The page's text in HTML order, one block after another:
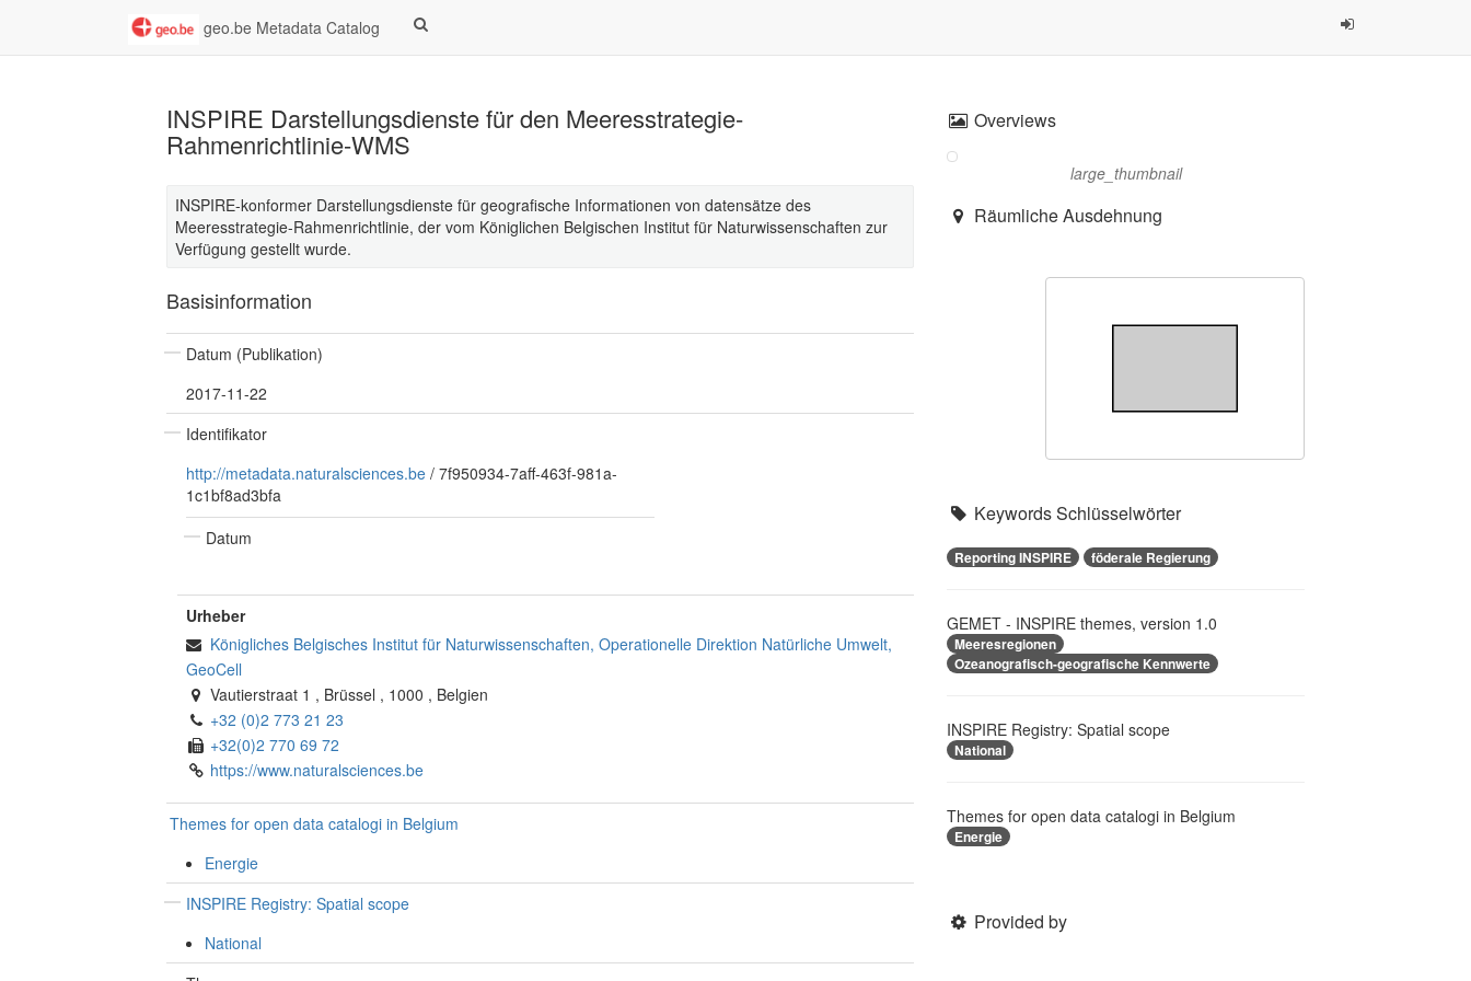
geo.be Metadata Catalog
INSPIRE Darstellungsdienste für den Meeresstrategie-
Rahmenrichtlinie-WMS
INSPIRE-konformer Darstellungsdienste für geografische Informationen von datensätze des
Meeresstrategie-Rahmenrichtlinie, der vom Königlichen Belgischen Institut für Naturwissenschaften zur
Verfügung gestellt wurde.
Basisinformation
Datum (Publikation)
2017-11-22
Identifikator
http://metadata.naturalsciences.be / 7f950934-7aff-463f-981a-
1c1bf8ad3bfa
Datum
Urheber
Königliches Belgisches Institut für Naturwissenschaften, Operationelle Direktion Natürliche Umwelt,
GeoCell
Vautierstraat 1 , Brüssel , 1000 , Belgien
+32 (0)2 773 21 23
+32(0)2 770 69 72
https://www.naturalsciences.be
Themes for open data catalogi in Belgium
Energie
INSPIRE Registry: Spatial scope
National
Overviews
large_thumbnail
Räumliche Ausdehnung
Keywords Schlüsselwörter
Reporting INSPIRE föderale Regierung
GEMET - INSPIRE themes, version 1.0
Meeresregionen
Ozeanografisch-geografische Kennwerte
INSPIRE Registry: Spatial scope
National
Themes for open data catalogi in Belgium
Energie
Provided by